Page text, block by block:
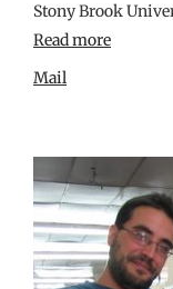
Stony Brook
Read more
Mail